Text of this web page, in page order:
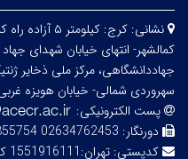
نشانی:
کرج:
کمالشهر- انتهای خیابان شهدای
جهاددانشگاهی، مرکز ملی ذخایر
سهروردی شمالی- خیابان هویزه غربی-
پست الکترونیکی:
دورنگار: 02634762453 02143855754
کدپستی: تهران:1551916111 کرج:3365166518